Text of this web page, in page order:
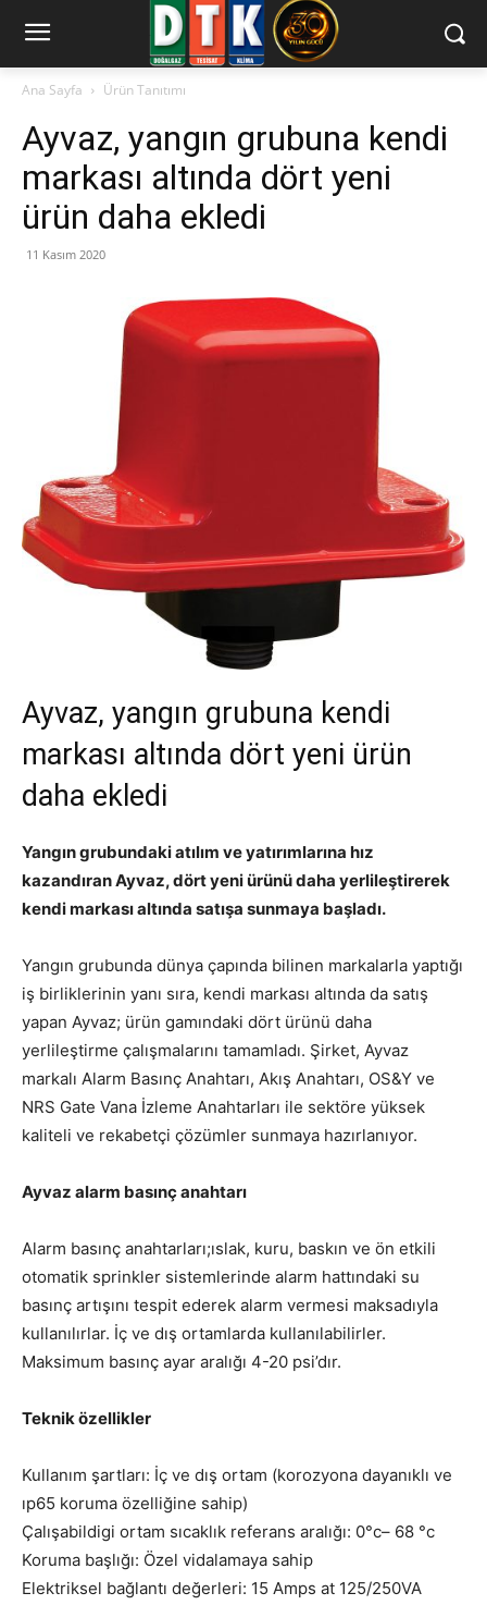
Ana Sayfa Ürün Tanıtımı
Ayvaz, yangın grubuna kendi
markası altında dört yeni
ürün daha ekledi
11 Kasım 2020
Ayvaz, yangın grubuna kendi
markası altında dört yeni ürün
daha ekledi
Yangın grubundaki atılım ve yatırımlarına hız
kazandıran Ayvaz, dört yeni ürünü daha yerlileştirerek
kendi markası altında satışa sunmaya başladı.
Yangın grubunda dünya çapında bilinen markalarla yaptığı
iş birliklerinin yanı sıra, kendi markası altında da satış
yapan Ayvaz; ürün gamındaki dört ürünü daha
yerlileştirme çalışmalarını tamamladı. Şirket, Ayvaz
markalı Alarm Basınç Anahtarı, Akış Anahtarı, OS&Y ve
NRS Gate Vana İzleme Anahtarları ile sektöre yüksek
kaliteli ve rekabetçi çözümler sunmaya hazırlanıyor.
Ayvaz alarm basınç anahtarı
Alarm basınç anahtarları;ıslak, kuru, baskın ve ön etkili
otomatik sprinkler sistemlerinde alarm hattındaki su
basınç artışını tespit ederek alarm vermesi maksadıyla
kullanılırlar. İç ve dış ortamlarda kullanılabilirler.
Maksimum basınç ayar aralığı 4-20 psi’dır.
Teknik özellikler
Kullanım şartları: İç ve dış ortam (korozyona dayanıklı ve
ıp65 koruma özelliğine sahip)
Çalışabildigi ortam sıcaklık referans aralığı: 0°c– 68 °c
Koruma başlığı: Özel vidalamaya sahip
Elektriksel bağlantı değerleri: 15 Amps at 125/250VA